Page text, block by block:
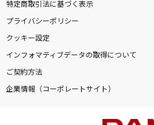
特定商取引法に基づく表示
プライバシーポリシー
クッキー設定
インフォマティブデータの取得について
ご契約方法
企業情報（コーポレートサイト）